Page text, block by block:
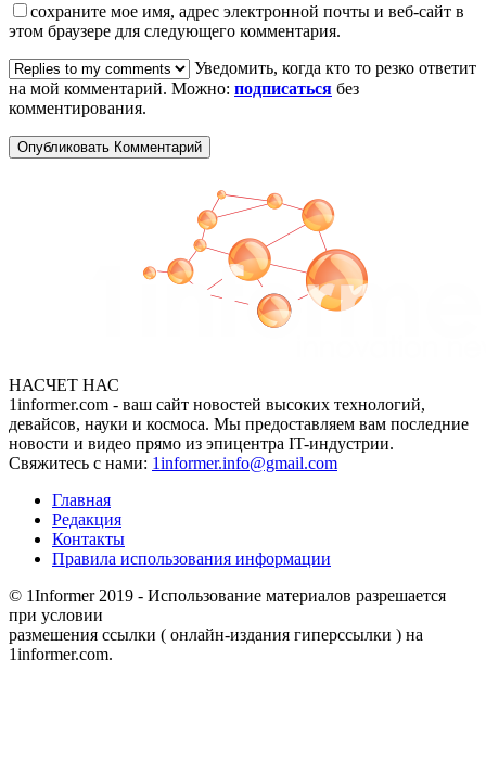
сохраните мое имя, адрес электронной почты и веб-сайт в
этом браузере для следующего комментария.
Уведомить, когда кто то резко ответит
на мой комментарий. Можно: подписаться без
комментирования.
НАСЧЕТ НАС
1informer.com - ваш сайт новостей высоких технологий,
девайсов, науки и космоса. Мы предоставляем вам последние
новости и видео прямо из эпицентра IT-индустрии.
Свяжитесь с нами: 1informer.info@gmail.com
Главная
Редакция
Контакты
Правила использования информации
© 1Informer 2019 - Использование материалов разрешается
при условии
размешения ссылки ( онлайн-издания гиперссылки ) на
1informer.com.